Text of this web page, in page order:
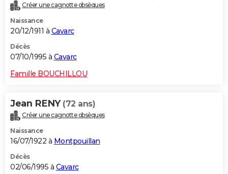
Créer une cagnotte obsèques
Naissance
20/12/1911 à Cavarc
Décès
07/10/1995 à Cavarc
Famille BOUCHILLOU
Jean RENY (72 ans)
Créer une cagnotte obsèques
Naissance
16/07/1922 à Montpouillan
Décès
02/06/1995 à Cavarc